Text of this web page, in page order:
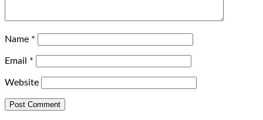
Name *
Email *
Website